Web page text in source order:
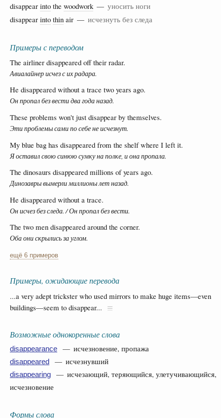
disappear into the woodwork — уносить ноги
disappear into thin air — исчезнуть без следа
Примеры с переводом
The airliner disappeared off their radar.
Авиалайнер исчез с их радара.
He disappeared without a trace two years ago.
Он пропал без вести два года назад.
These problems won't just disappear by themselves.
Эти проблемы сами по себе не исчезнут.
My blue bag has disappeared from the shelf where I left it.
Я оставил свою синюю сумку на полке, и она пропала.
The dinosaurs disappeared millions of years ago.
Динозавры вымерли миллионы лет назад.
He disappeared without a trace.
Он исчез без следа. / Он пропал без вести.
The two men disappeared around the corner.
Оба они скрылись за углом.
ещё 6 примеров
Примеры, ожидающие перевода
...a very adept trickster who used mirrors to make huge items—even
buildings—seem to disappear...
Возможные однокоренные слова
disappearance — исчезновение, пропажа
disappeared — исчезнувший
disappearing
— исчезающий, теряющийся, улетучивающийся,
исчезновение
Формы слова